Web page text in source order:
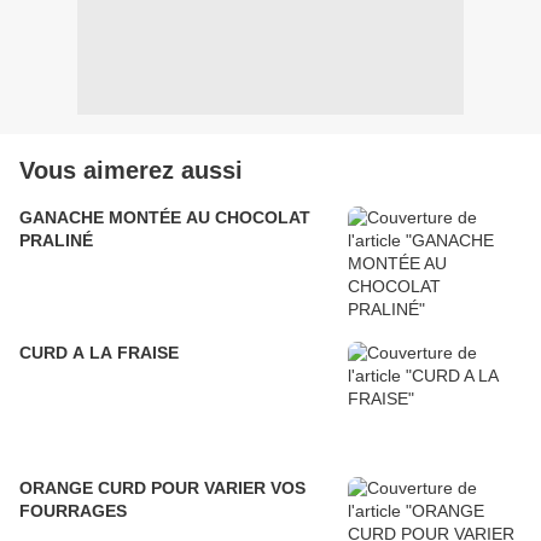
Vous aimerez aussi
GANACHE MONTÉE AU CHOCOLAT
PRALINÉ
CURD A LA FRAISE
ORANGE CURD POUR VARIER VOS
FOURRAGES